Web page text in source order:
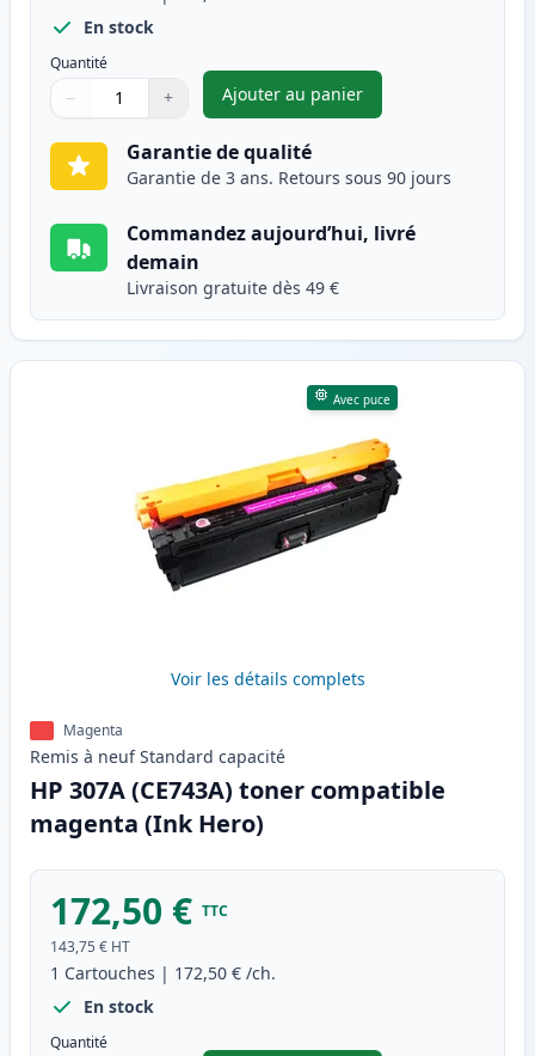
En stock
Quantité
Quantité
Utilisez les boutons pour ajuster
− +
Quantité
Ajouter au panier
,HP 307A (CE741A) toner
Garantie de qualité
Garantie de 3 ans. Retours sous 90 jours
Commandez aujourd’hui, livré
demain
Livraison gratuite dès 49 €
Avec puce
Voir les détails complets
Magenta
Remis à neuf Standard capacité
HP 307A (CE743A) toner compatible
magenta (Ink Hero)
172,50 € TTC
143,75 € HT
1 Cartouches | 172,50 € /ch.
En stock
Quantité